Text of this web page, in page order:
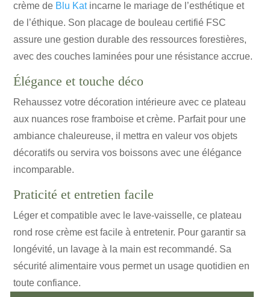
crème de Blu Katincarne le mariage de l’esthétique et
de l’éthique. Son placage de bouleau certifié FSC
assure une gestion durable des ressources forestières,
avec des couches laminées pour une résistance accrue.
Élégance et touche déco
Rehaussez votre décoration intérieure avec ce plateau
aux nuances rose framboise et crème. Parfait pour une
ambiance chaleureuse, il mettra en valeur vos objets
décoratifs ou servira vos boissons avec une élégance
incomparable.
Praticité et entretien facile
Léger et compatible avec le lave-vaisselle, ce plateau
rond rose crème est facile à entretenir. Pour garantir sa
longévité, un lavage à la main est recommandé. Sa
sécurité alimentaire vous permet un usage quotidien en
toute confiance.